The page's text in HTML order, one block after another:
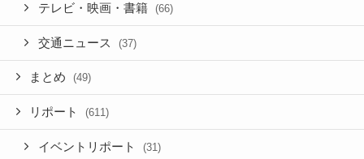
テレビ・映画・書籍 (66)
交通ニュース (37)
まとめ (49)
リポート (611)
イベントリポート (31)